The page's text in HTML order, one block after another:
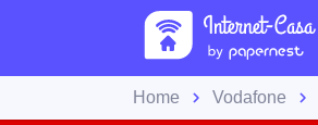
Home Vodafone